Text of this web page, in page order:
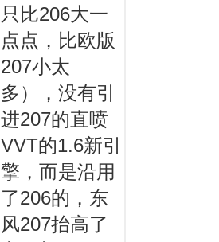
只比206大一
点点，比欧版
207小太
多），没有引
进207的直喷
VVT的1.6新引
擎，而是沿用
了206的，东
风207抬高了